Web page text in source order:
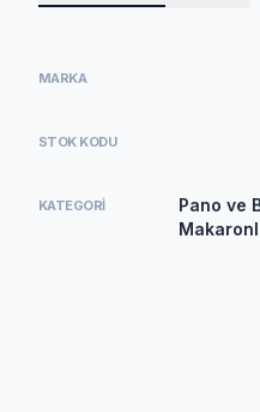
MARKA
STOK KODU
KATEGORI
Pano ve